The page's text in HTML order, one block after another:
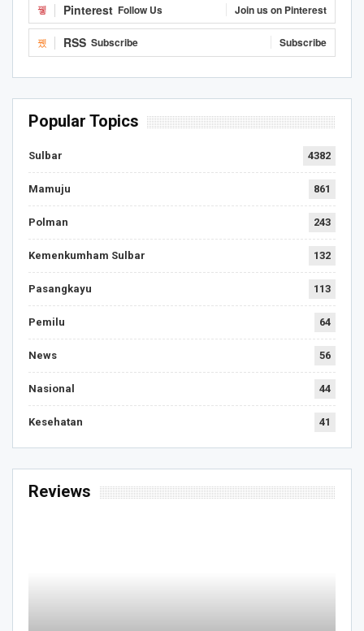
Pinterest Follow Us Join us on Pinterest
RSS Subscribe Subscribe
Popular Topics
Sulbar 4382
Mamuju 861
Polman 243
Kemenkumham Sulbar 132
Pasangkayu 113
Pemilu 64
News 56
Nasional 44
Kesehatan 41
Reviews